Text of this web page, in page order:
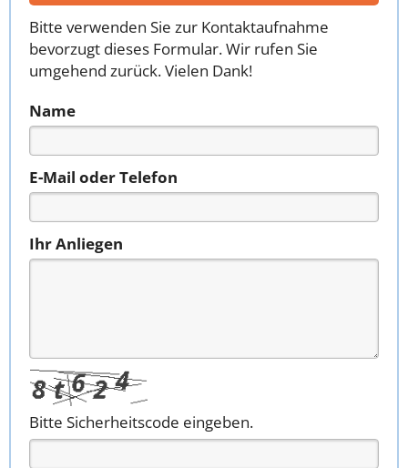
Bitte verwenden Sie zur Kontaktaufnahme
bevorzugt dieses Formular. Wir rufen Sie
umgehend zurück. Vielen Dank!
Name
E-Mail oder Telefon
Ihr Anliegen
Bitte Sicherheitscode eingeben.